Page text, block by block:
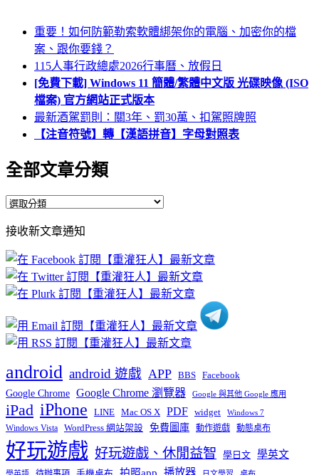
重要！如何防範勒索軟體綁架你的電腦、加密你的檔
案、跟你要錢？
115人事行政總處2026行事曆、放假日
[免費下載] Windows 11 簡體/繁體中文版 光碟映像 (ISO
檔案) 官方網站正式版本
最新酒駕罰則：關3年、罰30萬、扣駕照牌照
【注音符號】轉【漢語拼音】字母對照表
全部文章分類
全
文
章
分
類
接收新文章通知
android android 遊戲 APP BBS Facebook
Google Chrome Google Chrome 瀏覽器 Google 與其他 Google 應用
iPad iPhone LINE Mac OS X PDF widget Windows 7
Windows Vista WordPress 網站架設 免費圖庫 動作遊戲 動態桌布
好玩遊戲 好玩遊戲、休閒益智 學日文 學英文
學英語 拍照app 播放器 日文學習 桌布